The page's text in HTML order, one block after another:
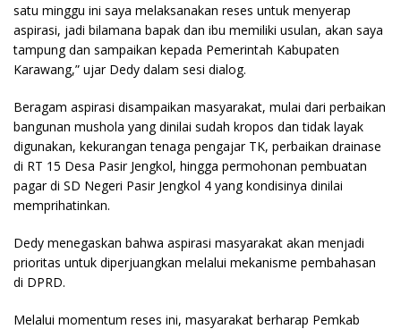
satu minggu ini saya melaksanakan reses untuk menyerap
aspirasi, jadi bilamana bapak dan ibu memiliki usulan, akan saya
tampung dan sampaikan kepada Pemerintah Kabupaten
Karawang,” ujar Dedy dalam sesi dialog.
Beragam aspirasi disampaikan masyarakat, mulai dari perbaikan
bangunan mushola yang dinilai sudah kropos dan tidak layak
digunakan, kekurangan tenaga pengajar TK, perbaikan drainase
di RT 15 Desa Pasir Jengkol, hingga permohonan pembuatan
pagar di SD Negeri Pasir Jengkol 4 yang kondisinya dinilai
memprihatinkan.
Dedy menegaskan bahwa aspirasi masyarakat akan menjadi
prioritas untuk diperjuangkan melalui mekanisme pembahasan
di DPRD.
Melalui momentum reses ini, masyarakat berharap Pemkab